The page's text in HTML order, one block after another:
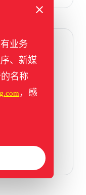
我们这样的
， […]
业务
、新媒
名称
，感